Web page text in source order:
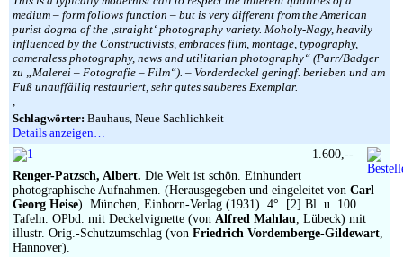
medium – form follows function – but is very different from the American
purist dogma of the ‚straight‘ photography variety. Moholy-Nagy, heavily
influenced by the Constructivists, embraces film, montage, typography,
cameraless photography, news and utilitarian photography“ (Parr/Badger
zu „Malerei – Fotografie – Film“). – Vorderdeckel geringf. berieben und am
Fuß unauffällig restauriert, sehr gutes sauberes Exemplar.
,
Schlagwörter: Bauhaus, Neue Sachlichkeit
Details anzeigen…
Renger-Patzsch, Albert. Die Welt ist schön. Einhundert
photographische Aufnahmen. (Herausgegeben und eingeleitet von Carl
Georg Heise). München, Einhorn-Verlag (1931). 4°. [2] Bl. u. 100
Tafeln. OPbd. mit Deckelvignette (von Alfred Mahlau, Lübeck) mit
illustr. Orig.-Schutzumschlag (von Friedrich Vordemberge-Gildewart,
Hannover).
1.600,--